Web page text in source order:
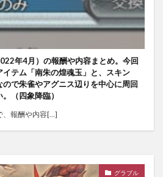
年4月）の報酬や内容まとめ。今回
テム「南朱の煌魂玉」と、スキン
ので朱雀やアグニス辺りを中心に周回
（四象降臨）
、報酬や内容[…]
グラブル